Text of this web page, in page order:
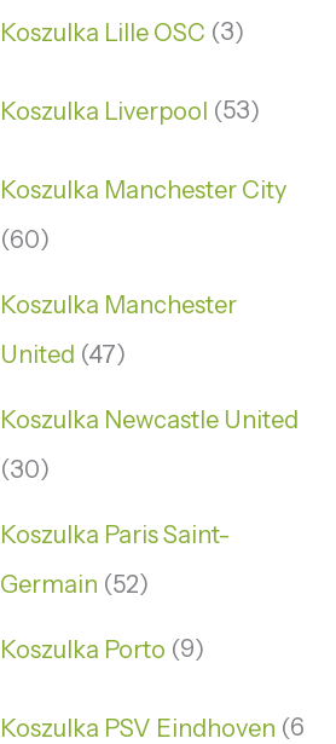
Koszulka Lille OSC 3
Koszulka Liverpool 53
Koszulka Manchester City
60
Koszulka Manchester
United
47
Koszulka Newcastle United
30
Koszulka Paris Saint-
Germain 52
Koszulka Porto 9
Koszulka PSV Eindhoven 6